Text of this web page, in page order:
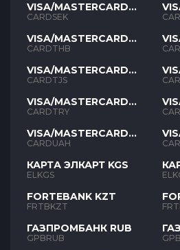
VISA/MASTERCARD
SEK
CARDSEK
VISA/MASTERCARD
THB
CARDTHB
VISA/MASTERCARD
TJS
CARDTJS
VISA/MASTERCARD
TYR
CARDTRY
VISA/MASTERCARD
UAH
CARDUAH
КАРТА ЭЛКАРТ KGS
ELKGS
FORTEBANK KZT
FRTBKZT
ГАЗПРОМБАНК RUB
GPBRUB
TJS